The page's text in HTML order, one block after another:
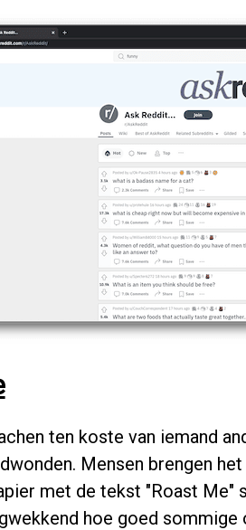
ten koste van iemand
Mensen brengen
met de tekst "Roast Me"
hoe goed sommige